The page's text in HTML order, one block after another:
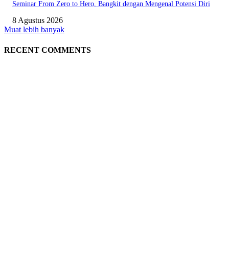
Seminar From Zero to Hero, Bangkit dengan Mengenal Potensi Diri
8 Agustus 2026
Muat lebih banyak
RECENT COMMENTS